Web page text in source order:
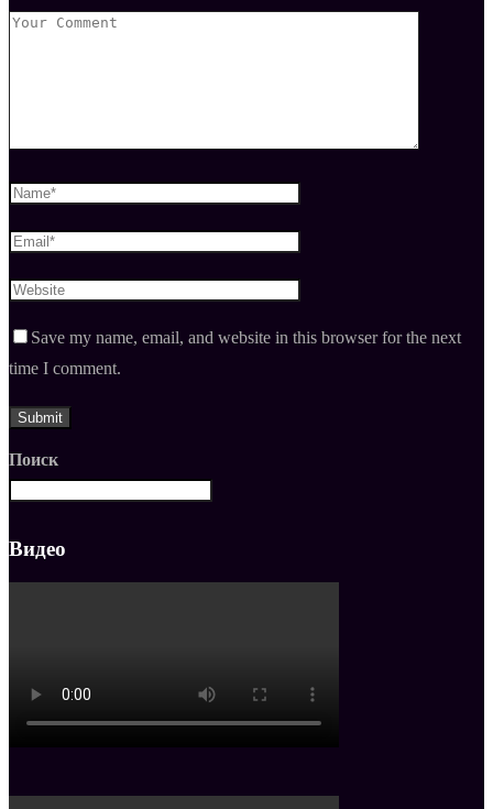
Save my name, email, and website in this browser for the next
time I comment.
Поиск
Видео